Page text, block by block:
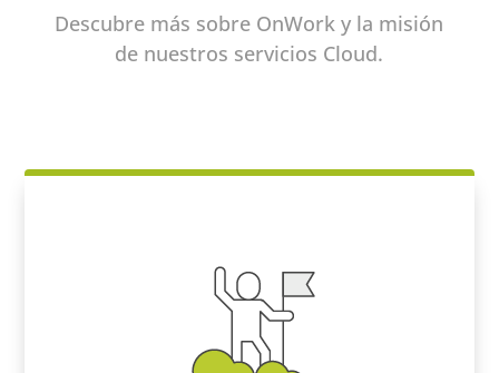
Descubre más sobre OnWork y la misión
de nuestros servicios Cloud.